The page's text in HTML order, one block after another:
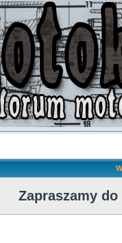
Zapraszamy do